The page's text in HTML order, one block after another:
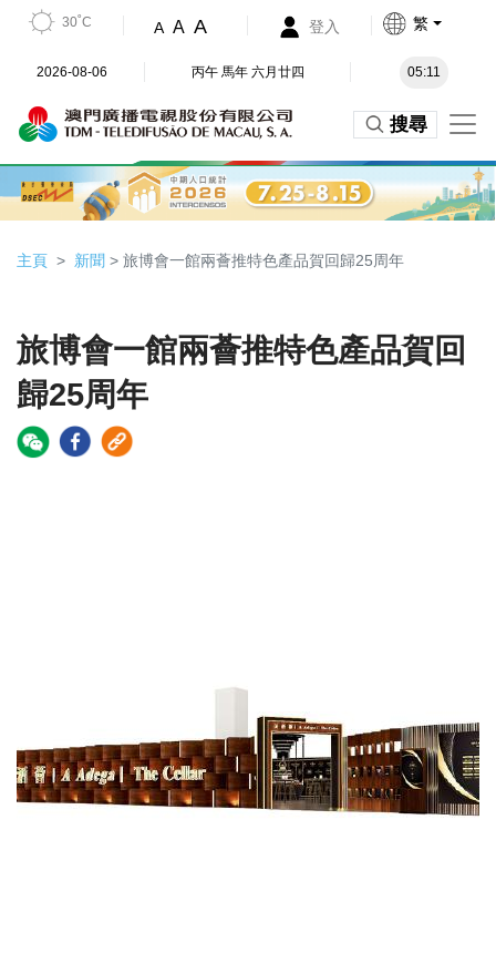
30˚C A A A 登入 繁
2026-08-06 丙午 馬年 六月廿四 05:11
搜尋
主頁 新聞 > 旅博會一館兩薈推特色產品賀回歸25周年
旅博會一館兩薈推特色產品賀回
歸25周年